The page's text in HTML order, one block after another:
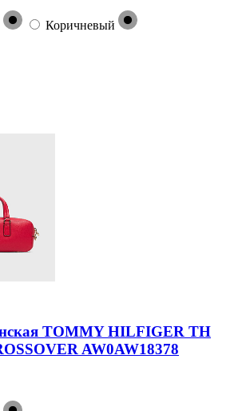
Коричневый
TOMMY HILFIGER TH
AW0AW18378